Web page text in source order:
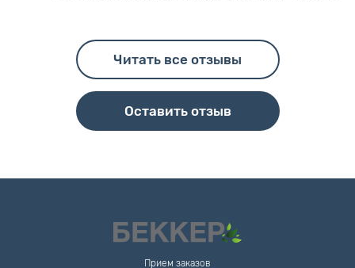
Читать все отзывы
Оставить отзыв
Прием заказов